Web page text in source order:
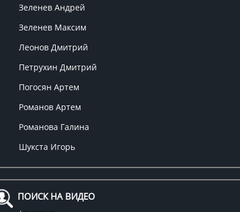
Зеленев Андрей
Зеленев Максим
Леонов Дмитрий
Петрухин Дмитрий
Погосян Артем
Романов Артем
Романова Галина
Шукста Игорь
ПОИСК НА ВИДЕО